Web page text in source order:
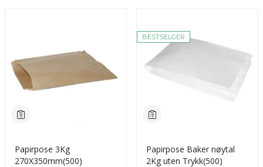
Papirpose 3Kg
270X350mm(500)
BESTSELGER
Papirpose Baker nøytal
2Kg uten Trykk(500)